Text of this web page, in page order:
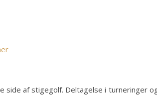
af stigegolf. Deltagelse i turneringer